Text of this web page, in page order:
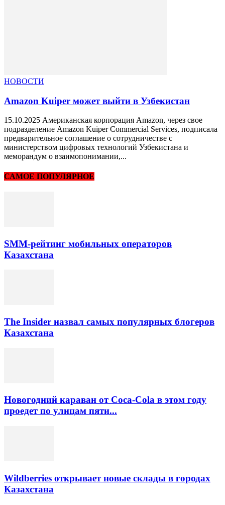
НОВОСТИ
Amazon Kuiper может выйти в Узбекистан
15.10.2025 Американская корпорация Amazon, через свое
подразделение Amazon Kuiper Commercial Services, подписала
предварительное соглашение о сотрудничестве с
министерством цифровых технологий Узбекистана и
меморандум о взаимопонимании,...
САМОЕ ПОПУЛЯРНОЕ
SMM-рейтинг мобильных операторов
Казахстана
The Insider назвал самых популярных блогеров
Казахстана
Новогодний караван от Coca-Cola в этом году
проедет по улицам пяти...
Wildberries открывает новые склады в городах
Казахстана